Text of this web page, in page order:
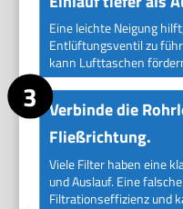
Eine leichte Neigung
Entlüftungsventil zu
kann Lufttaschen
Verbinde die
Fließrichtung.
Viele Filter haben eine
und Auslauf. Eine
Filtrationseffizienz und